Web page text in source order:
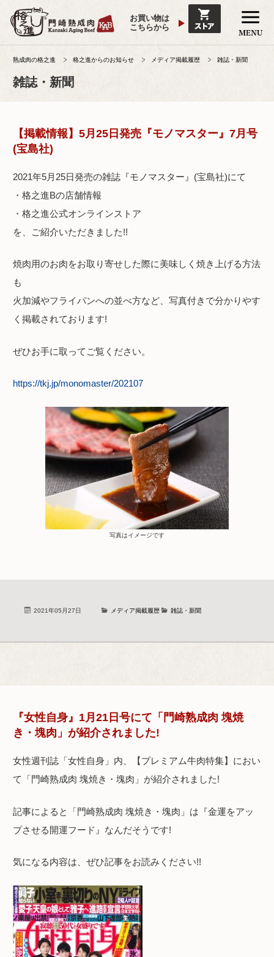
お買い物は
こちらから
熟成肉の格之進 格之進からのお知らせ メディア掲載履歴 雑誌・新聞
雑誌・新聞
【掲載情報】5月25日発売『モノマスター』7月号
(宝島社)
2021年5月25日発売の雑誌『モノマスター』(宝島社)にて
・格之進Bの店舗情報
・格之進公式オンラインストア
を、ご紹介いただきました!!
焼肉用のお肉をお取り寄せした際に美味しく焼き上げる方法
も
火加減やフライパンへの並べ方など、写真付きで分かりやす
く掲載されております!
ぜひお手に取ってご覧ください。
https://tkj.jp/monomaster/202107
写真はイメージです
2021年05月27日 メディア掲載履歴 雑誌・新聞
『女性自身』1月21日号にて「門崎熟成肉 塊焼
き・塊肉」が紹介されました!
女性週刊誌「女性自身」内、【プレミアム牛肉特集】におい
て「門崎熟成肉 塊焼き・塊肉」が紹介されました!
記事によると「門崎熟成肉 塊焼き・塊肉」は『金運をアッ
プさせる開運フード』なんだそうです!
気になる内容は、ぜひ記事をお読みください!!